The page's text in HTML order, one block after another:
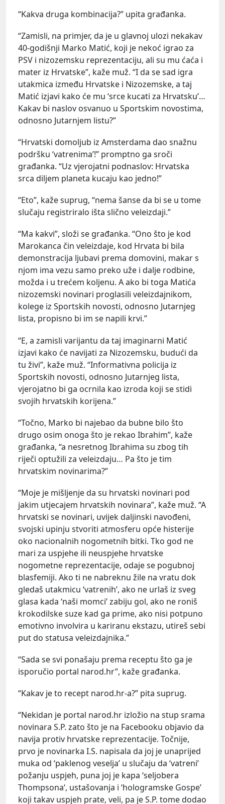
“Kakva druga kombinacija?” upita građanka.
“Zamisli, na primjer, da je u glavnoj ulozi nekakav
40-godišnji Marko Matić, koji je nekoć igrao za
PSV i nizozemsku reprezentaciju, ali su mu ćaća i
mater iz Hrvatske”, kaže muž. “I da se sad igra
utakmica između Hrvatske i Nizozemske, a taj
Matić izjavi kako će mu ‘srce kucati za Hrvatsku’…
Kakav bi naslov osvanuo u Sportskim novostima,
odnosno Jutarnjem listu?”
“Hrvatski domoljub iz Amsterdama dao snažnu
podršku ‘vatrenima’!” promptno ga sroči
građanka. “Uz vjerojatni podnaslov: Hrvatska
srca diljem planeta kucaju kao jedno!”
“Eto”, kaže suprug, “nema šanse da bi se u tome
slučaju registriralo išta slično veleizdaji.”
“Ma kakvi”, složi se građanka. “Ono što je kod
Marokanca čin veleizdaje, kod Hrvata bi bila
demonstracija ljubavi prema domovini, makar s
njom ima vezu samo preko uže i dalje rodbine,
možda i u trećem koljenu. A ako bi toga Matića
nizozemski novinari proglasili veleizdajnikom,
kolege iz Sportskih novosti, odnosno Jutarnjeg
lista, propisno bi im se napili krvi.”
“E, a zamisli varijantu da taj imaginarni Matić
izjavi kako će navijati za Nizozemsku, budući da
tu živi”, kaže muž. “Informativna policija iz
Sportskih novosti, odnosno Jutarnjeg lista,
vjerojatno bi ga ocrnila kao izroda koji se stidi
svojih hrvatskih korijena.”
“Točno, Marko bi najebao da bubne bilo što
drugo osim onoga što je rekao Ibrahim”, kaže
građanka, “a nesretnog Ibrahima su zbog tih
riječi optužili za veleizdaju… Pa što je tim
hrvatskim novinarima?”
“Moje je mišljenje da su hrvatski novinari pod
jakim utjecajem hrvatskih novinara”, kaže muž. “A
hrvatski se novinari, uvijek daljinski navođeni,
svojski upinju stvoriti atmosferu opće histerije
oko nacionalnih nogometnih bitki. Tko god ne
mari za uspjehe ili neuspjehe hrvatske
nogometne reprezentacije, odaje se pogubnoj
blasfemiji. Ako ti ne nabreknu žile na vratu dok
gledaš utakmicu ‘vatrenih’, ako ne urlaš iz sveg
glasa kada ‘naši momci’ zabiju gol, ako ne roniš
krokodilske suze kad ga prime, ako nisi potpuno
emotivno involvira u kariranu ekstazu, utireš sebi
put do statusa veleizdajnika.”
“Sada se svi ponašaju prema receptu što ga je
isporučio portal narod.hr”, kaže građanka.
“Kakav je to recept narod.hr-a?” pita suprug.
“Nekidan je portal narod.hr izložio na stup srama
novinara S.P. zato što je na Facebooku objavio da
navija protiv hrvatske reprezentacije. Točnije,
prvo je novinarka I.S. napisala da joj je unaprijed
muka od ‘paklenog veselja’ u slučaju da ‘vatreni’
požanju uspjeh, puna joj je kapa ‘seljobera
Thompsona‘, ustašovanja i ‘hologramske Gospe’
koji takav uspjeh prate, veli, pa je S.P. tome dodao